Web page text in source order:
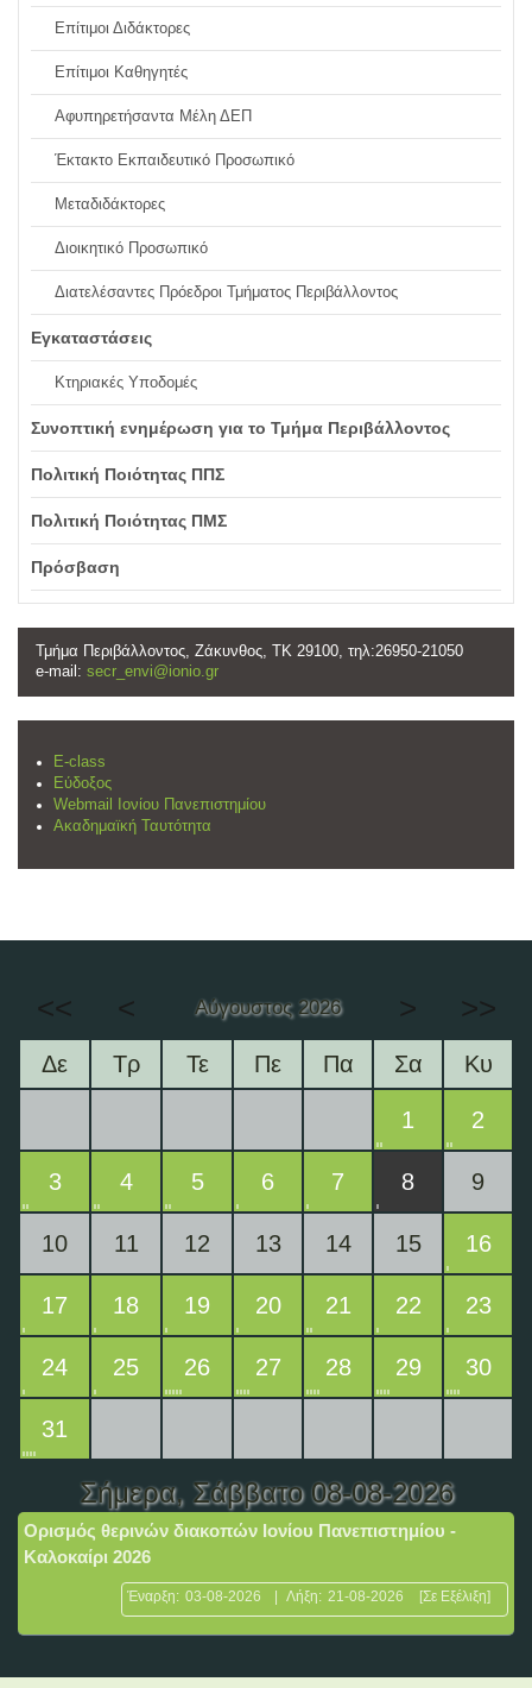
Επίτιμοι Διδάκτορες
Επίτιμοι Καθηγητές
Αφυπηρετήσαντα Μέλη ΔΕΠ
Έκτακτο Εκπαιδευτικό Προσωπικό
Μεταδιδάκτορες
Διοικητικό Προσωπικό
Διατελέσαντες Πρόεδροι Τμήματος Περιβάλλοντος
Εγκαταστάσεις
Κτηριακές Υποδομές
Συνοπτική ενημέρωση για το Τμήμα Περιβάλλοντος
Πολιτική Ποιότητας ΠΠΣ
Πολιτική Ποιότητας ΠΜΣ
Πρόσβαση
Τμήμα Περιβάλλοντος, Ζάκυνθος, ΤΚ 29100, τηλ:26950-21050
e-mail: secr_envi@ionio.gr
E-class
Εύδοξος
Webmail Ιονίου Πανεπιστημίου
Ακαδημαϊκή Ταυτότητα
<< < Αύγουστος 2026 > >>
Δε Τρ Τε Πε Πα Σα Κυ
1 2
3 4 5 6 7 8 9
10 11 12 13 14 15 16
17 18 19 20 21 22 23
24 25 26 27 28 29 30
31
Σήμερα, Σάββατο 08-08-2026
Ορισμός θερινών διακοπών Ιονίου Πανεπιστημίου -
Καλοκαίρι 2026
Έναρξη: 03-08-2026 | Λήξη: 21-08-2026 [Σε Εξέλιξη]